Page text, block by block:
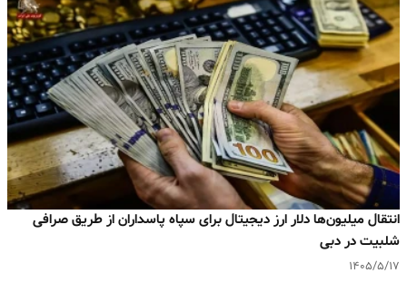
انتقال میلیون‌ها دلار ارز دیجیتال برای سپاه پاسداران از طریق صرافی
شلبیت در دبی
۱۴۰۵/۵/۱۷